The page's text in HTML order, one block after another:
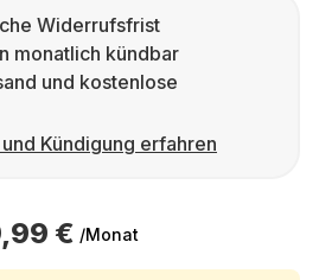
Widerrufsfrist
monatlich kündbar
und kostenlose
Kündigung erfahren
€ /Monat